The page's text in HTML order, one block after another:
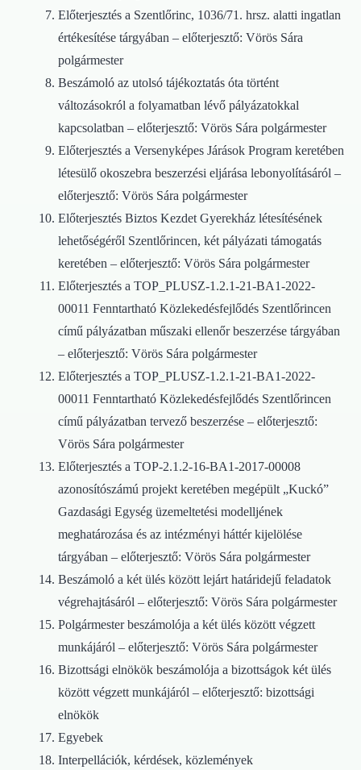
Előterjesztés a Szentlőrinc, 1036/71. hrsz. alatti ingatlan
értékesítése tárgyában – előterjesztő: Vörös Sára
polgármester
Beszámoló az utolsó tájékoztatás óta történt
változásokról a folyamatban lévő pályázatokkal
kapcsolatban – előterjesztő: Vörös Sára polgármester
Előterjesztés a Versenyképes Járások Program keretében
létesülő okoszebra beszerzési eljárása lebonyolításáról –
előterjesztő: Vörös Sára polgármester
Előterjesztés Biztos Kezdet Gyerekház létesítésének
lehetőségéről Szentlőrincen, két pályázati támogatás
keretében – előterjesztő: Vörös Sára polgármester
Előterjesztés a TOP_PLUSZ-1.2.1-21-BA1-2022-
00011 Fenntartható Közlekedésfejlődés Szentlőrincen
című pályázatban műszaki ellenőr beszerzése tárgyában
– előterjesztő: Vörös Sára polgármester
Előterjesztés a TOP_PLUSZ-1.2.1-21-BA1-2022-
00011 Fenntartható Közlekedésfejlődés Szentlőrincen
című pályázatban tervező beszerzése – előterjesztő:
Vörös Sára polgármester
Előterjesztés a TOP-2.1.2-16-BA1-2017-00008
azonosítószámú projekt keretében megépült „Kuckó”
Gazdasági Egység üzemeltetési modelljének
meghatározása és az intézményi háttér kijelölése
tárgyában – előterjesztő: Vörös Sára polgármester
Beszámoló a két ülés között lejárt határidejű feladatok
végrehajtásáról – előterjesztő: Vörös Sára polgármester
Polgármester beszámolója a két ülés között végzett
munkájáról – előterjesztő: Vörös Sára polgármester
Bizottsági elnökök beszámolója a bizottságok két ülés
között végzett munkájáról – előterjesztő: bizottsági
elnökök
Egyebek
Interpellációk, kérdések, közlemények